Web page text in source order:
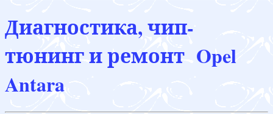
Диагностика, чип-
тюнинг и ремонт Opel
Antara